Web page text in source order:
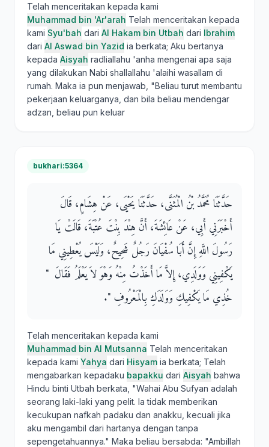
Telah menceritakan kepada kami
Muhammad bin 'Ar'arah Telah menceritakan kepada
kami Syu'bah dari Al Hakam bin Utbah dari Ibrahim
dari Al Aswad bin Yazid ia berkata; Aku bertanya
kepada Aisyah radliallahu 'anha mengenai apa saja
yang dilakukan Nabi shallallahu 'alaihi wasallam di
rumah. Maka ia pun menjawab, "Beliau turut membantu
pekerjaan keluarganya, dan bila beliau mendengar
adzan, beliau pun keluar
bukhari:5364
حَدَّثَنَا مُحَمَّدُ بْنُ الْمُثَنَّى، حَدَّثَنَا يَحْيَى، عَنْ هِشَامٍ، قَالَ
أَخْبَرَنِي أَبِي، عَنْ عَائِشَةَ، أَنَّ هِنْدَ بِنْتَ عُتْبَةَ، قَالَتْ يَا
رَسُولَ اللَّهِ إِنَّ أَبَا سُفْيَانَ رَجُلٌ شَحِيحٌ، وَلَيْسَ يُعْطِينِي مَا
يَكْفِينِي وَوَلَدِي، إِلاَّ مَا أَخَذْتُ مِنْهُ وَهْوَ لاَ يَعْلَمُ فَقَالَ ‏ "‏
خُذِي مَا يَكْفِيكِ وَوَلَدَكِ بِالْمَعْرُوفِ ‏"‏‏.‏
Telah menceritakan kepada kami
Muhammad bin Al Mutsanna Telah menceritakan
kepada kami Yahya dari Hisyam ia berkata; Telah
mengabarkan kepadaku bapakku dari Aisyah bahwa
Hindu binti Utbah berkata, "Wahai Abu Sufyan adalah
seorang laki-laki yang pelit. Ia tidak memberikan
kecukupan nafkah padaku dan anakku, kecuali jika
aku mengambil dari hartanya dengan tanpa
sepengetahuannya." Maka beliau bersabda: "Ambillah